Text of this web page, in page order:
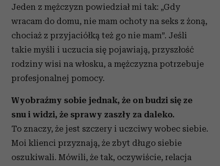
Jeden z mężczyzn powiedział mi tak: „Gdy
wracam do domu, nie mam ochoty na seks z żoną,
chociaż z przyjaciółką też go nie mam”. Jeśli
takie myśli i uczucia się pojawiają, przyszłość
rodziny wisi na włosku, a mężczyzna potrzebuje
profesjonalnej pomocy.
Wyobraźmy sobie jednak, że on budzi się ze
snu i widzi, że sprawy zaszły za daleko.
To znaczy, że jest szczery i uczciwy wobec siebie.
Moi klienci przyznają, że zbyt długo siebie
oszukiwali. Mówili, że tak, oczywiście, relacja